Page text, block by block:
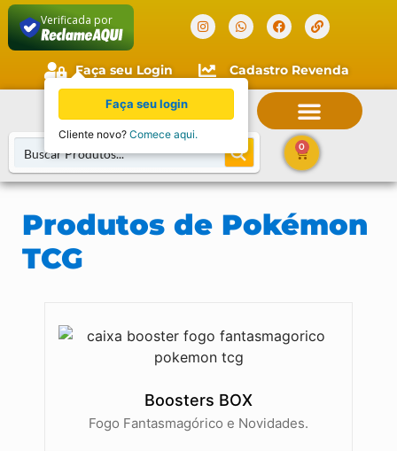
Verificada por
Faça seu Login Cadastro Revenda
0
Produtos de Pokémon
TCG
Boosters BOX
Fogo Fantasmagórico e Novidades.